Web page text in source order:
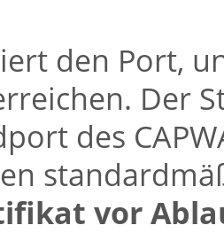
den Port,
Der
des
vor